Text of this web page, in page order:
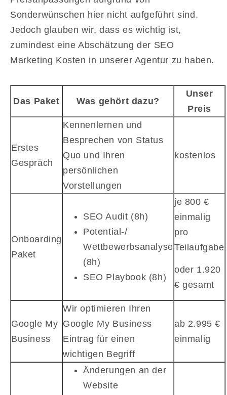
Sonderwünschen hier nicht aufgeführt sind.
Jedoch glauben wir, dass es wichtig ist,
zumindest eine Abschätzung der SEO
Marketing Kosten in unserer Agentur zu haben.
Das Paket Was gehört dazu?
Unser
Preis
Erstes
Gespräch
Kennenlernen und
Besprechen von Status
Quo und Ihren
persönlichen
Vorstellungen
kostenlos
Onboarding
Paket
SEO Audit (8h)
Potential-/
Wettbewerbsanalyse
(8h)
SEO Playbook (8h)
je 800 €
einmalig
pro
Teilaufgabe
oder 1.920
€ gesamt
Google My
Business
Wir optimieren Ihren
Google My Business
Eintrag für einen
wichtigen Begriff
ab 2.995 €
einmalig
Änderungen an der
Website